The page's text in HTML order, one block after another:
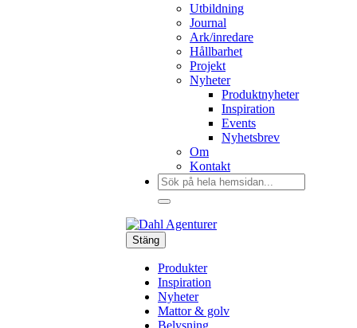
Utbildning
Journal
Ark/inredare
Hållbarhet
Projekt
Nyheter
Produktnyheter
Inspiration
Events
Nyhetsbrev
Om
Kontakt
Sök
efter:
Stäng
Produkter
Inspiration
Nyheter
Mattor & golv
Belysning